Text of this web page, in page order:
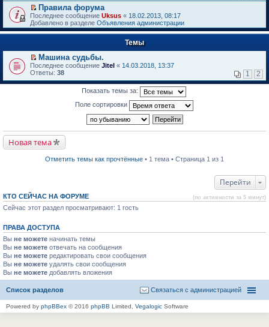
й
т
и
к
п
в
о
м
у
н
т
а
н
о
о
б
н
ю
П
е
р
е
т
и
к
п
р
п
р
о
н
о
м
о
о
щ
е
н
и
ю
Правила форума
Последнее сообщение Uksus « 18.02.2013, 08:17
Добавлено в разделе Объявления администрации
Темы
П
е
е
р
в
о
р
о
ч
а
н
н
о
м
у
с
о
б
щ
е
Машина судьбы.
Последнее сообщение Jitel « 14.03.2018, 13:37
Ответы: 38 1 2
Показать темы за:
Поле сортировки
Новая тема
Отметить темы как прочтённые • 1 тема • Страница 1 из 1
Перейти
КТО СЕЙЧАС НА ФОРУМЕ (по активности за 5 минут)
Сейчас этот раздел просматривают: 1 гость
ПРАВА ДОСТУПА
Вы не можете начинать темы
Вы не можете отвечать на сообщения
Вы не можете редактировать свои сообщения
Вы не можете удалять свои сообщения
Вы не можете добавлять вложения
Список разделов Связаться с администрацией
Powered by phpBBex © 2016 phpBB Limited, Vegalogic Software